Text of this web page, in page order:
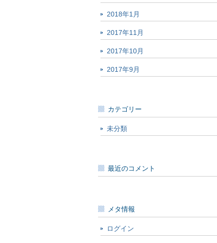
2018年1月
2017年11月
2017年10月
2017年9月
カテゴリー
未分類
最近のコメント
メタ情報
ログイン